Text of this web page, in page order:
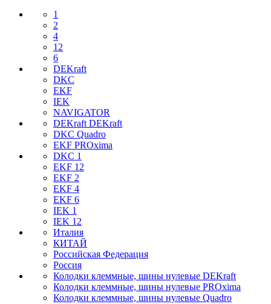
1
2
4
12
6
DEKraft
DKC
EKF
IEK
NAVIGATOR
DEKraft DEKraft
DKC Quadro
EKF PROxima
DKC 1
EKF 12
EKF 2
EKF 4
EKF 6
IEK 1
IEK 12
Италия
КИТАЙ
Российская Федерация
Россия
Колодки клеммные, шины нулевые DEKraft
Колодки клеммные, шины нулевые PROxima
Колодки клеммные, шины нулевые Quadro